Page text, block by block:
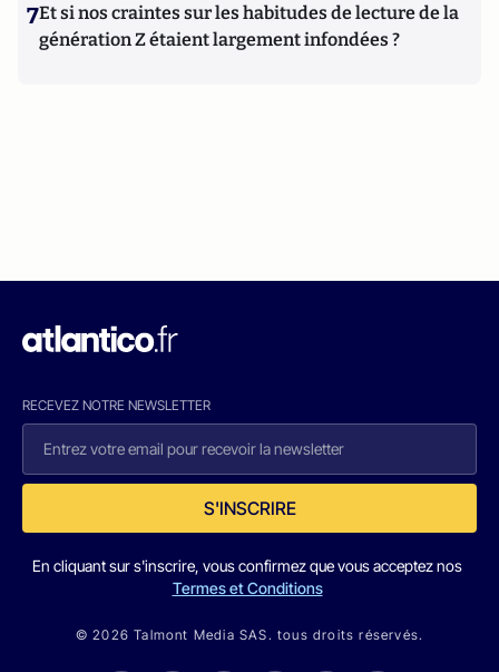
7Et si nos craintes sur les habitudes de lecture de la
génération Z étaient largement infondées ?
RECEVEZ NOTRE NEWSLETTER
S'INSCRIRE
En cliquant sur s'inscrire, vous confirmez que vous acceptez nos
Termes et Conditions
© 2026 Talmont Media SAS. tous droits réservés.